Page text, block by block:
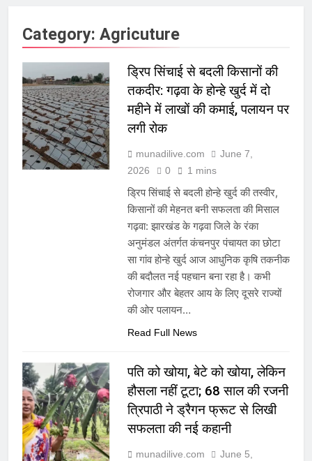
Category: Agricuture
ड्रिप सिंचाई से बदली किसानों की
तकदीर: गढ़वा के होन्हे खुर्द में दो
महीने में लाखों की कमाई, पलायन पर
लगी रोक
munadilive.com
June 7,
2026
0 1 mins
ड्रिप सिंचाई से बदली होन्हे खुर्द की तस्वीर,
किसानों की मेहनत बनी सफलता की मिसाल
गढ़वा: झारखंड के गढ़वा जिले के रंका
अनुमंडल अंतर्गत कंचनपुर पंचायत का छोटा
सा गांव होन्हे खुर्द आज आधुनिक कृषि तकनीक
की बदौलत नई पहचान बना रहा है। कभी
रोजगार और बेहतर आय के लिए दूसरे राज्यों
की ओर पलायन…
Read Full News
पति को खोया, बेटे को खोया, लेकिन
हौसला नहीं टूटा; 68 साल की रजनी
त्रिपाठी ने ड्रैगन फ्रूट से लिखी
सफलता की नई कहानी
munadilive.com
June 5,